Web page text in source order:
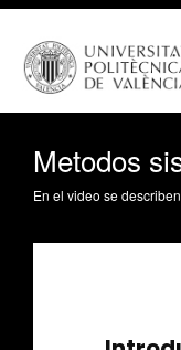
Metodos